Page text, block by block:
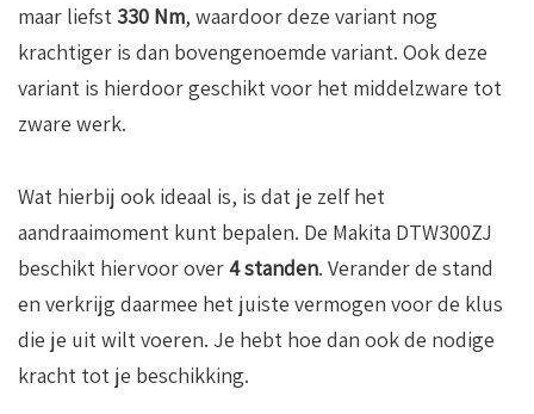
maar liefst 330 Nm, waardoor deze variant nog
krachtiger is dan bovengenoemde variant. Ook deze
variant is hierdoor geschikt voor het middelzware tot
zware werk.
Wat hierbij ook ideaal is, is dat je zelf het
aandraaimoment kunt bepalen. De Makita DTW300ZJ
beschikt hiervoor over4 standen. Verander de stand
en verkrijg daarmee het juiste vermogen voor de klus
die je uit wilt voeren. Je hebt hoe dan ook de nodige
kracht tot je beschikking.